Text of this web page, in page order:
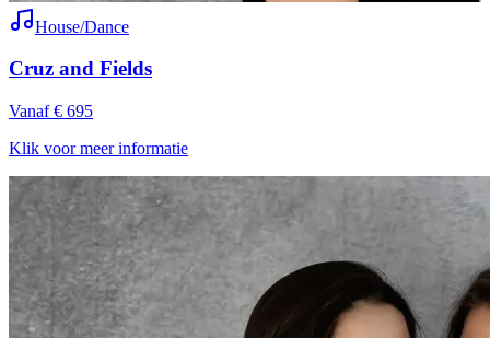
House/Dance
Cruz and Fields
Vanaf € 695
Klik voor meer informatie